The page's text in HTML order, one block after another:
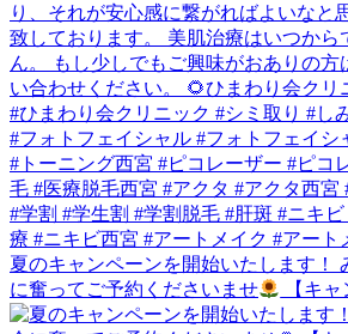
夏のキャンペーンを開始いたします！
に奮ってご予約くださいませ
【キ